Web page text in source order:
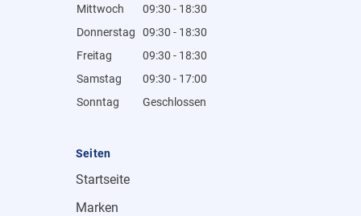
Mittwoch
09:30 - 18:30
Donnerstag
09:30 - 18:30
Freitag
09:30 - 18:30
Samstag
09:30 - 17:00
Sonntag
Geschlossen
Seiten
Startseite
Marken